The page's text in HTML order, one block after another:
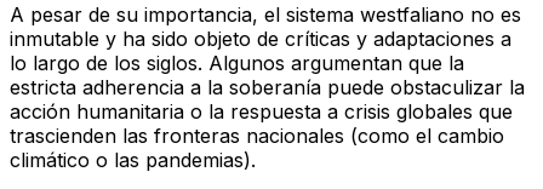
A pesar de su importancia, el sistema westfaliano no es
inmutable y ha sido objeto de críticas y adaptaciones a
lo largo de los siglos. Algunos argumentan que la
estricta adherencia a la soberanía puede obstaculizar la
acción humanitaria o la respuesta a crisis globales que
trascienden las fronteras nacionales (como el cambio
climático o las pandemias).